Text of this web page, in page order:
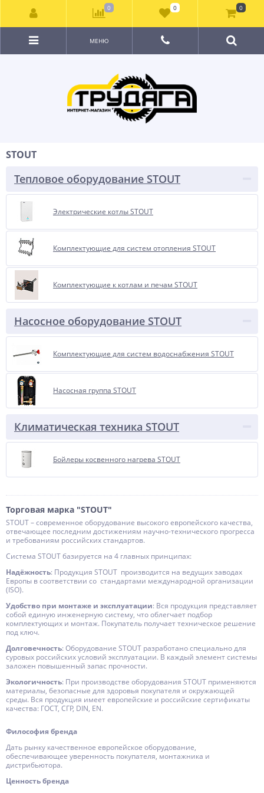
МЕНЮ
STOUT
Тепловое оборудование STOUT
Электрические котлы STOUT
Комплектующие для систем отопления STOUT
Комплектующие к котлам и печам STOUT
Насосное оборудование STOUT
Комплектующие для систем водоснабжения STOUT
Насосная группа STOUT
Климатическая техника STOUT
Бойлеры косвенного нагрева STOUT
Торговая марка "STOUT"
STOUT – современное оборудование высокого европейского качества,
отвечающее последним достижениям научно-технического прогресса
и требованиям российских стандартов.
Система STOUT базируется на 4 главных принципах:
Надёжность: Продукция STOUT производится на ведущих заводах
Европы в соответствии со стандартами международной организации
(ISO).
Удобство при монтаже и эксплуатации: Вся продукция представляет
собой единую инженерную систему, что облегчает подбор
комплектующих и монтаж. Покупатель получает техническое решение
под ключ.
Долговечность: Оборудование STOUT разработано специально для
суровых российских условий эксплуатации. В каждый элемент системы
заложен повышенный запас прочности.
Экологичность: При производстве оборудования STOUT применяются
материалы, безопасные для здоровья покупателя и окружающей
среды. Вся продукция имеет европейские и российские сертификаты
качества: ГОСТ, СГР, DIN, EN.
Философия бренда
Дать рынку качественное европейское оборудование,
обеспечивающее уверенность покупателя, монтажника и
дистрибьютора.
Ценность бренда
0 0 0